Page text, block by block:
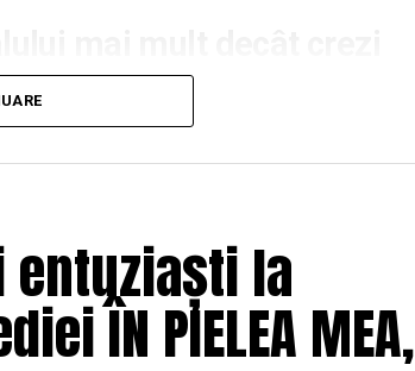
ca pe un detaliu secundar. Atenția
sau spre preț. Materialul din
lucru „tehnic” care nu pare să facă o
ce ține de stabilitate, durabilitate,
de metalul folosit. Un pavilion cu
real, nu doar o neplăcere.
entuziaști la
ÎN PIELEA MEA,